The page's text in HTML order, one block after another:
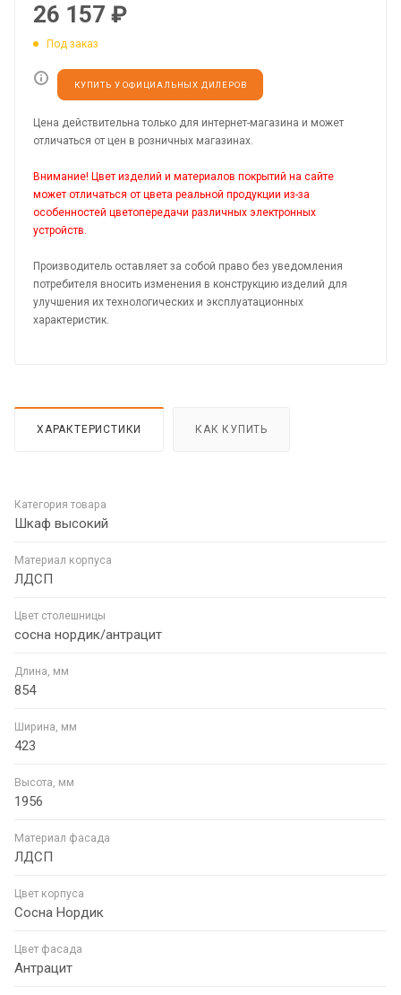
26 157 ₽
Под заказ
КУПИТЬ У ОФИЦИАЛЬНЫХ ДИЛЕРОВ
Цена действительна только для интернет-магазина и может
отличаться от цен в розничных магазинах.
Внимание! Цвет изделий и материалов покрытий на сайте
может отличаться от цвета реальной продукции из-за
особенностей цветопередачи различных электронных
устройств.
Производитель оставляет за собой право без уведомления
потребителя вносить изменения в конструкцию изделий для
улучшения их технологических и эксплуатационных
характеристик.
ХАРАКТЕРИСТИКИ КАК КУПИТЬ
Категория товара
Шкаф высокий
Материал корпуса
ЛДСП
Цвет столешницы
сосна нордик/антрацит
Длина, мм
854
Ширина, мм
423
Высота, мм
1956
Материал фасада
ЛДСП
Цвет корпуса
Сосна Нордик
Цвет фасада
Антрацит